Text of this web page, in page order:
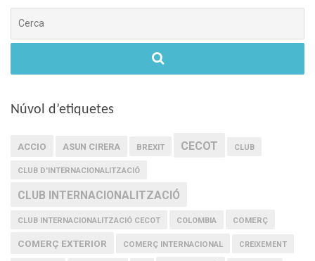
Núvol d’etiquetes
ACCIO ASUN CIRERA BREXIT CECOT CLUB
CLUB D'INTERNACIONALITZACIÓ
CLUB INTERNACIONALITZACIÓ
CLUB INTERNACIONALITZACIÓ CECOT COLOMBIA COMERÇ
COMERÇ EXTERIOR COMERÇ INTERNACIONAL CREIXEMENT